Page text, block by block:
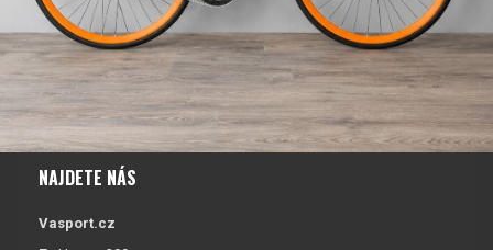
NAJDETE NÁS
Vasport.cz